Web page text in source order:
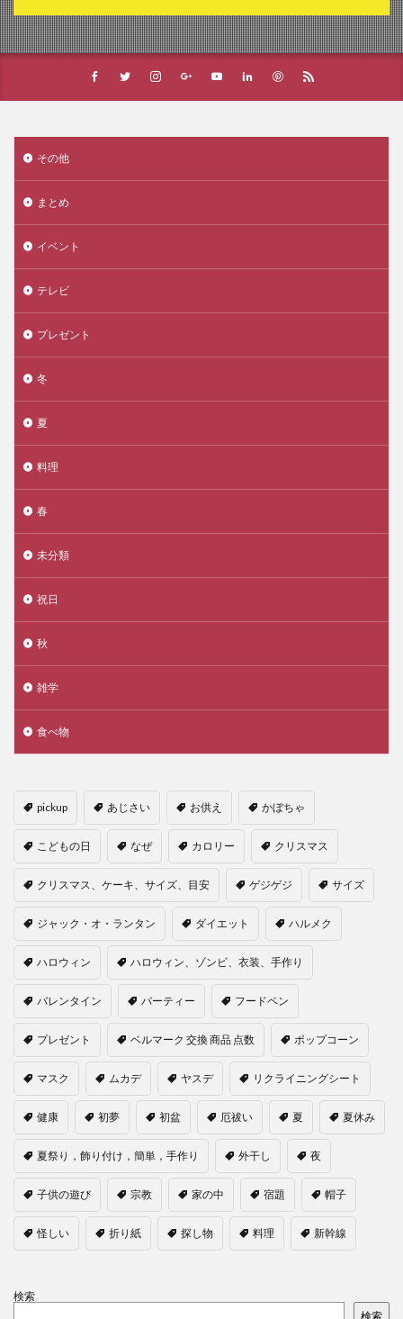
その他
まとめ
イベント
テレビ
プレゼント
冬
夏
料理
春
未分類
祝日
秋
雑学
食べ物
pickup あじさい お供え かぼちゃ
こどもの日 なぜ カロリー クリスマス
クリスマス、ケーキ、サイズ、目安 ゲジゲジ サイズ
ジャック・オ・ランタン ダイエット ハルメク
ハロウィン ハロウィン、ゾンビ、衣装、手作り
バレンタイン パーティー フードペン
プレゼント ベルマーク 交換 商品 点数 ポップコーン
マスク ムカデ ヤスデ リクライニングシート
健康 初夢 初盆 厄祓い 夏 夏休み
夏祭り，飾り付け，簡単，手作り 外干し 夜
子供の遊び 宗教 家の中 宿題 帽子
怪しい 折り紙 探し物 料理 新幹線
検索
検索